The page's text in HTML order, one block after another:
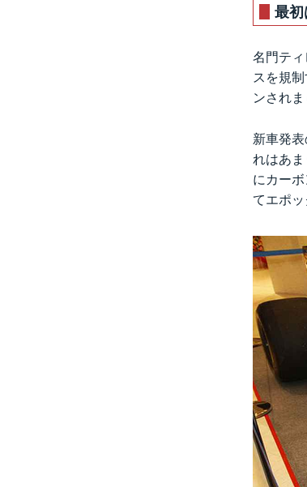
最初
名門テ
スを規
ンされま
新車発
れはあ
にカー
てエポッ